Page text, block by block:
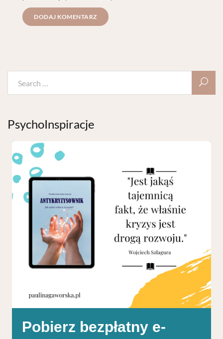
PsychoInspiracje
Pobierz bezpłatny e-